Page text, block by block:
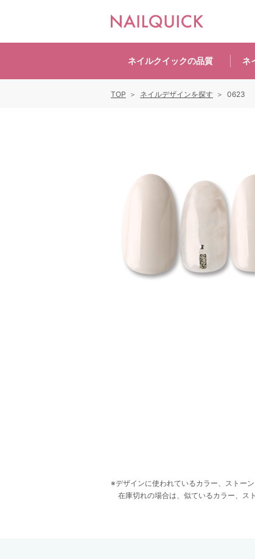
ネイルクイックの品質 ネ
デザインに使われているカラー、ストー
在庫切れの場合は、似ているカラー、ス
TOP ネイルデザインを探す 0623